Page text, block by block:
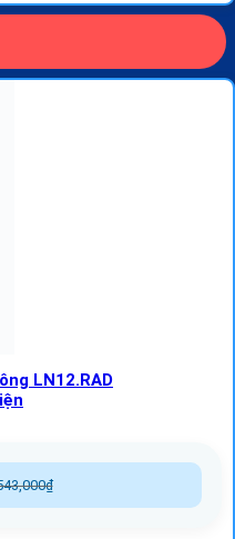
LN12.RAD
₫